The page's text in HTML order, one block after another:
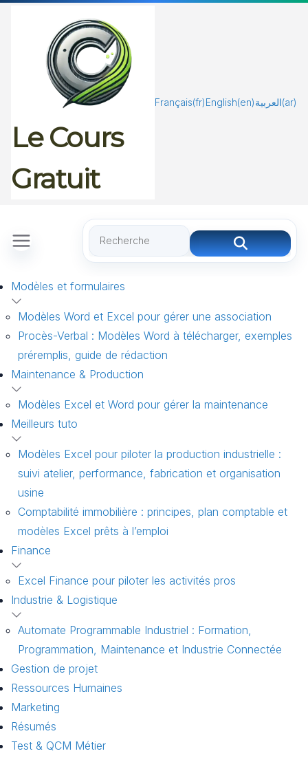
Le Cours
Gratuit
Français(fr) English(en)العربية(ar)
Modèles et formulaires
Modèles Word et Excel pour gérer une association
Procès-Verbal : Modèles Word à télécharger, exemples
préremplis, guide de rédaction
Maintenance & Production
Modèles Excel et Word pour gérer la maintenance
Meilleurs tuto
Modèles Excel pour piloter la production industrielle :
suivi atelier, performance, fabrication et organisation
usine
Comptabilité immobilière : principes, plan comptable et
modèles Excel prêts à l’emploi
Finance
Excel Finance pour piloter les activités pros
Industrie & Logistique
Automate Programmable Industriel : Formation,
Programmation, Maintenance et Industrie Connectée
Gestion de projet
Ressources Humaines
Marketing
Résumés
Test & QCM Métier